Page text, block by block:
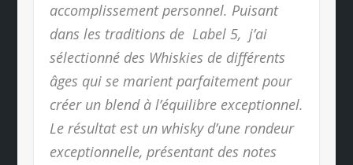
accomplissement personnel. Puisant
dans les traditions de Label 5, j’ai
sélectionné des Whiskies de différents
âges qui se marient parfaitement pour
créer un blend à l’équilibre exceptionnel.
Le résultat est un whisky d’une rondeur
exceptionnelle, présentant des notes